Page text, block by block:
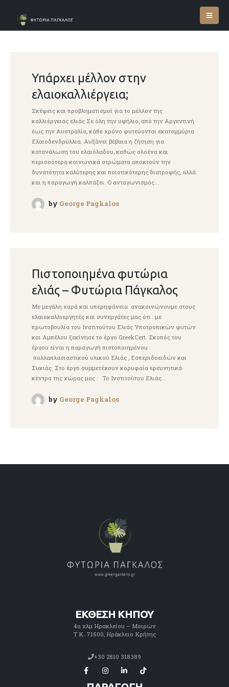
Υπάρχει μέλλον στην
ελαιοκαλλιέργεια;
Σκέψεις και προβληματισμοί για το μέλλον της
καλλιέργειας ελιάς Σε όλη την υφήλιο, από την Αργεντινή
έως την Αυστραλία, κάθε χρόνο φυτεύονται εκατομμύρια
Ελαιοδενδρύλλια. Αυξάνει βέβαια η ζήτηση για
κατανάλωση του ελαιόλαδου, καθώς ολοένα και
περισσότερα κοινωνικά στρώματα αποκτούν την
δυνατότητα καλύτερης και ποιοτικότερης διατροφής, αλλά
και η παραγωγή καλπάζει. Ο ανταγωνισμός...
by George Pagkalos
Πιστοποιημένα φυτώρια
ελιάς – Φυτώρια Πάγκαλος
Με μεγάλη χαρά και υπερηφάνεια ανακοινώνουμε στους
ελαιοκαλλιεργητές και συνεργάτες μας ότι : με
πρωτοβουλία του Ινστιτούτου Ελιάς Υποτροπικών φυτών
και Αμπέλου ξεκίνησε το έργο GreekCert. Σκοπός του
έργου είναι η παραγωγή πιστοποιημένου
πολλαπλασιαστικού υλικού Ελιάς , Εσπεριδοειδών και
Συκιάς. Στο έργο συμμετέχουν κορυφαία ερευνητικά
κέντρα της χώρας μας : Το Ινστιτούτου Ελιάς...
by George Pagkalos
ΕΚΘΕΣΗ ΚΗΠΟΥ
4ο χλμ Ηρακλείου – Μοιρών
Τ.Κ. 71500, Ηράκλειο Κρήτης
+30 2810 318389